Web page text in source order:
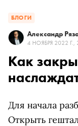
БЛОГИ
Александр
4 НОЯБРЯ 2022 Г.,
Как
Для начала
Открыть